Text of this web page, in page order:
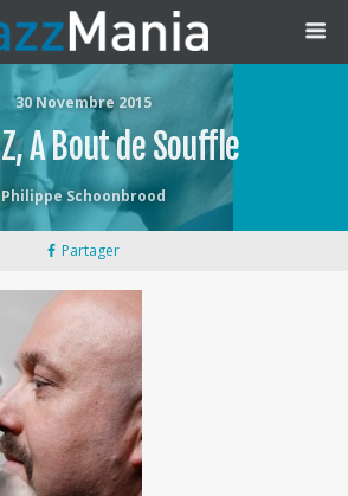
30 Novembre 2015
A Bout de Souffle
Philippe Schoonbrood
Partager